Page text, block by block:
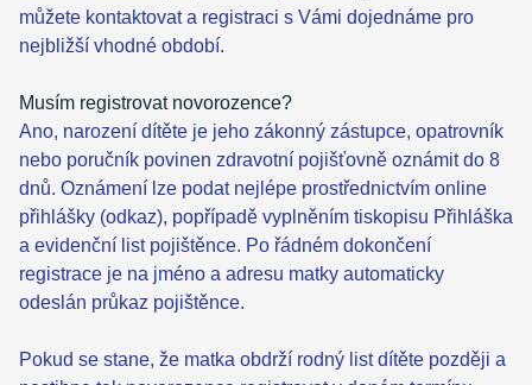
můžete kontaktovat a registraci s Vámi dojednáme pro
nejbližší vhodné období.
Musím registrovat novorozence?
Ano, narození dítěte je jeho zákonný zástupce, opatrovník
nebo poručník povinen zdravotní pojišťovně oznámit do 8
dnů. Oznámení lze podat nejlépe prostřednictvím online
přihlášky (odkaz), popřípadě vyplněním tiskopisu Přihláška
a evidenční list pojištěnce. Po řádném dokončení
registrace je na jméno a adresu matky automaticky
odeslán průkaz pojištěnce.
Pokud se stane, že matka obdrží rodný list dítěte později a